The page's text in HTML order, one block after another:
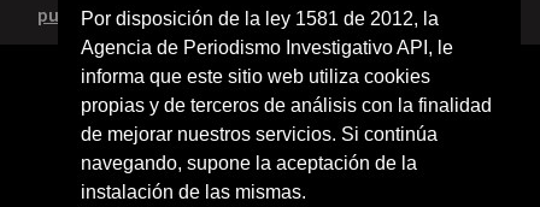
Por disposición de la ley 1581 de 2012, la
Agencia de Periodismo Investigativo API, le
informa que este sitio web utiliza cookies
propias y de terceros de análisis con la finalidad
de mejorar nuestros servicios. Si continúa
navegando, supone la aceptación de la
instalación de las mismas.
publicidad@agenciapi.co